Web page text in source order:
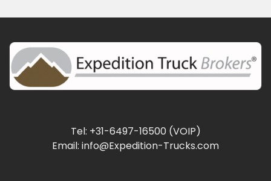
Tel: +31-6497-16500 (VOIP)
Email: info@Expedition-Trucks.com